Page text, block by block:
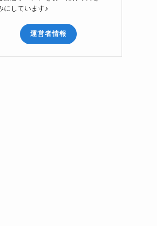
にしています♪
運営者情報